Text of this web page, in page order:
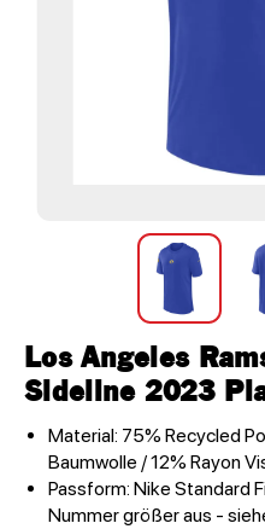
Los Angeles
Sideline 2023
Material: 75% Recycled
Baumwolle / 12% Rayon
Passform: Nike Standard
Nummer größer aus -